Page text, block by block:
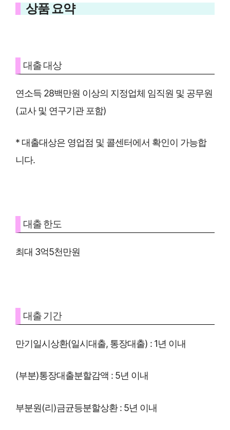
상품 요약
대출 대상
연소득 28백만원 이상의 지정업체 임직원 및 공무원
(교사 및 연구기관 포함)
* 대출대상은 영업점 및 콜센터에서 확인이 가능합
니다.
대출 한도
최대 3억5천만원
대출 기간
만기일시상환(일시대출, 통장대출) : 1년 이내
(부분)통장대출분할감액 : 5년 이내
부분원(리)금균등분할상환 : 5년 이내